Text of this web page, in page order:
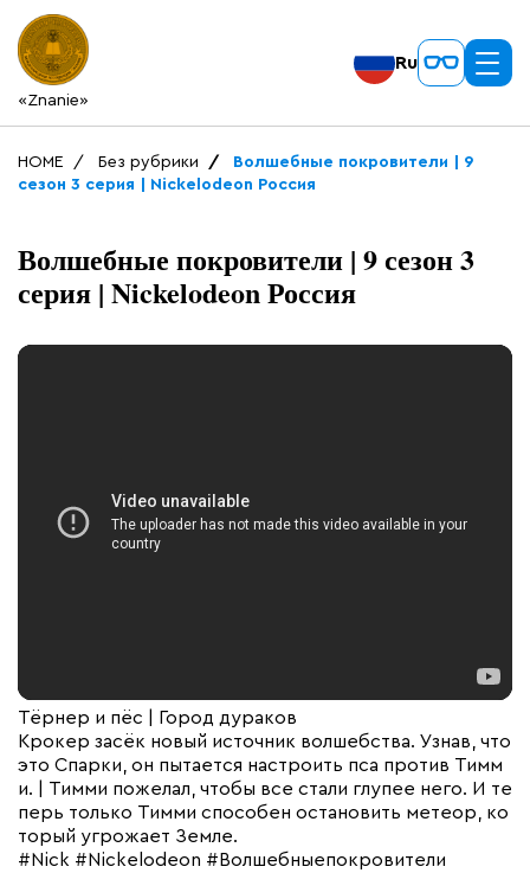
«Znanie»
Ru
HOME Без рубрики
Волшебные покровители | 9
сезон 3 серия | Nickelodeon Россия
Волшебные покровители | 9 сезон 3
серия | Nickelodeon Россия
Тёрнер и пёс | Город дураков
Крокер засёк новый источник волшебства. Узнав, что
это Спарки, он пытается настроить пса против Тимм
и. | Тимми пожелал, чтобы все стали глупее него. И те
перь только Тимми способен остановить метеор, ко
торый угрожает Земле.
#Nick #Nickelodeon #Волшебныепокровители